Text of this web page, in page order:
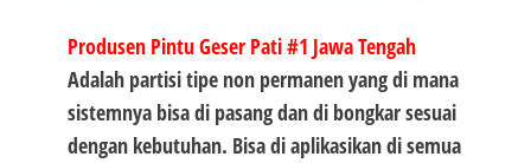
Produsen Pintu Geser Pati #1 Jawa Tengah
Adalah partisi tipe non permanen yang di mana
sistemnya bisa di pasang dan di bongkar sesuai
dengan kebutuhan. Bisa di aplikasikan di semua